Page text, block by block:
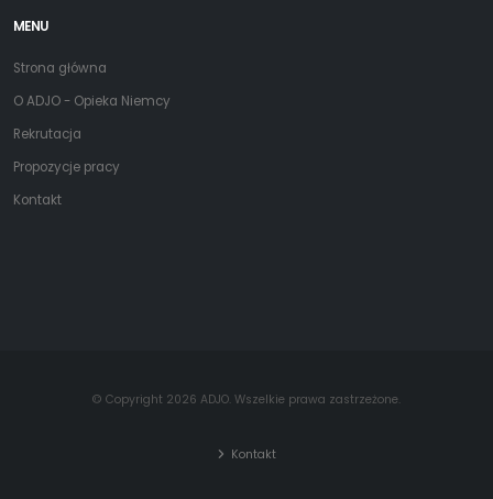
MENU
Strona główna
O ADJO - Opieka Niemcy
Rekrutacja
Propozycje pracy
Kontakt
© Copyright 2026 ADJO. Wszelkie prawa zastrzeżone.
Kontakt